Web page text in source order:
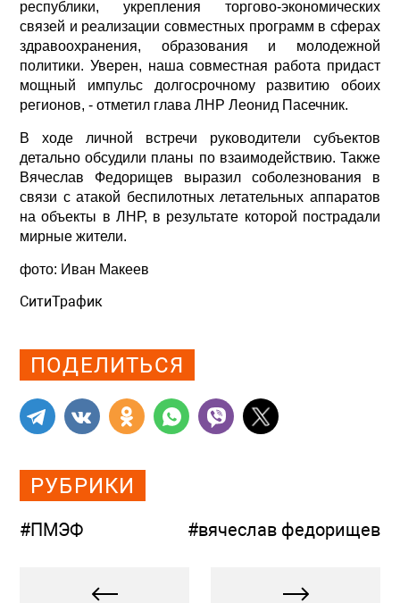
республики, укрепления торгово-экономических
связей и реализации совместных программ в сферах
здравоохранения, образования и молодежной
политики. Уверен, наша совместная работа придаст
мощный импульс долгосрочному развитию обоих
регионов, - отметил глава ЛНР Леонид Пасечник.
В ходе личной встречи руководители субъектов
детально обсудили планы по взаимодействию. Также
Вячеслав Федорищев выразил соболезнования в
связи с атакой беспилотных летательных аппаратов
на объекты в ЛНР, в результате которой пострадали
мирные жители.
фото: Иван Макеев
СитиТрафик
ПОДЕЛИТЬСЯ
РУБРИКИ
#ПМЭФ #вячеслав федорищев